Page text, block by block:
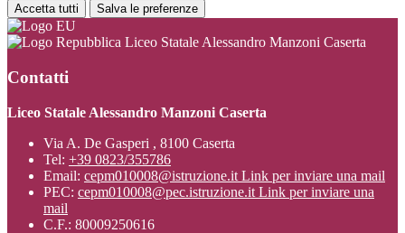
Accetta tutti Salva le preferenze
Liceo Statale Alessandro Manzoni Caserta
Contatti
Liceo Statale Alessandro Manzoni Caserta
Via A. De Gasperi , 8100 Caserta
Tel: +39 0823/355786
Email: cepm010008@istruzione.it Link per inviare una mail
PEC: cepm010008@pec.istruzione.it Link per inviare una
mail
C.F.: 80009250616